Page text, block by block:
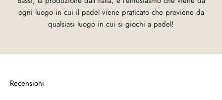
ogni luogo in cui il padel viene praticato che proviene da
qualsiasi luogo in cui si giochi a padel!